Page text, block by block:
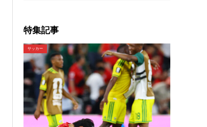
特集記事
サッカー